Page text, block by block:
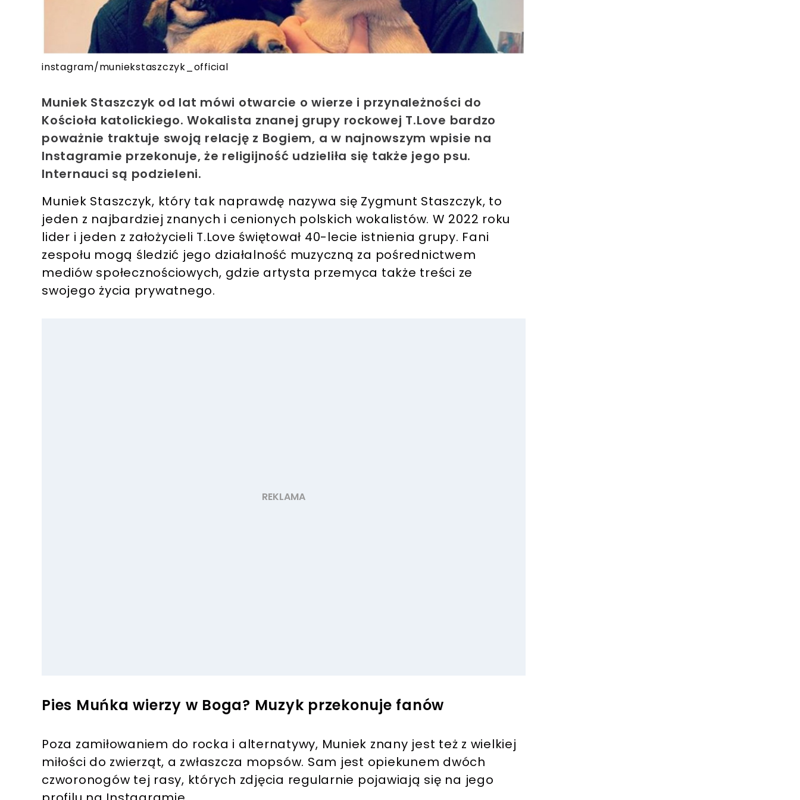
instagram/muniekstaszczyk_official
Muniek Staszczyk od lat mówi otwarcie o wierze i przynależności do
Kościoła katolickiego. Wokalista znanej grupy rockowej T.Love bardzo
poważnie traktuje swoją relację z Bogiem, a w najnowszym wpisie na
Instagramie przekonuje, że religijność udzieliła się także jego psu.
Internauci są podzieleni.
Muniek Staszczyk, który tak naprawdę nazywa się Zygmunt Staszczyk, to
jeden z najbardziej znanych i cenionych polskich wokalistów. W 2022 roku
lider i jeden z założycieli T.Love świętował 40-lecie istnienia grupy. Fani
zespołu mogą śledzić jego działalność muzyczną za pośrednictwem
mediów społecznościowych, gdzie artysta przemyca także treści ze
swojego życia prywatnego.
Pies Muńka wierzy w Boga? Muzyk przekonuje fanów
Poza zamiłowaniem do rocka i alternatywy, Muniek znany jest też z wielkiej
miłości do zwierząt, a zwłaszcza mopsów. Sam jest opiekunem dwóch
czworonogów tej rasy, których zdjęcia regularnie pojawiają się na jego